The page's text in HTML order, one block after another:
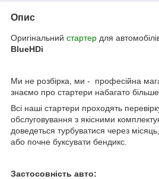
Опис
Оригінальний стартер для
BlueHDi
Ми не розбірка, ми - професійна
знаємо про стартери набагато
Всі наші стартери проходять
обслуговування з якісними
доведеться турбуватися через
або почне буксувати бендикс.
Застосовність авто: